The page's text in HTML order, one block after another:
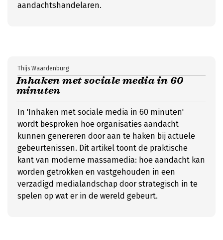
aandachtshandelaren.
Inhaken met sociale media in 60
minuten
Thijs Waardenburg
In 'Inhaken met sociale media in 60 minuten'
wordt besproken hoe organisaties aandacht
kunnen genereren door aan te haken bij actuele
gebeurtenissen. Dit artikel toont de praktische
kant van moderne massamedia: hoe aandacht kan
worden getrokken en vastgehouden in een
verzadigd medialandschap door strategisch in te
spelen op wat er in de wereld gebeurt.